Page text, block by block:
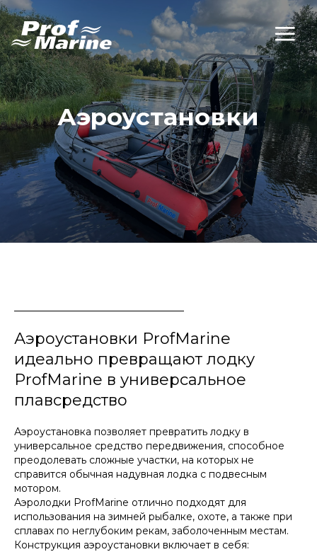
Аэроустановки
Аэроустановки ProfMarine
идеально превращают лодку
ProfMarine в универсальное
плавсредство
Аэроустановка позволяет превратить лодку в
универсальное средство передвижения, способное
преодолевать сложные участки, на которых не
справится обычная надувная лодка с подвесным
мотором.
Аэролодки ProfMarine отлично подходят для
использования на зимней рыбалке, охоте, а также при
сплавах по неглубоким рекам, заболоченным местам.
Конструкция аэроустановки включает в себя: